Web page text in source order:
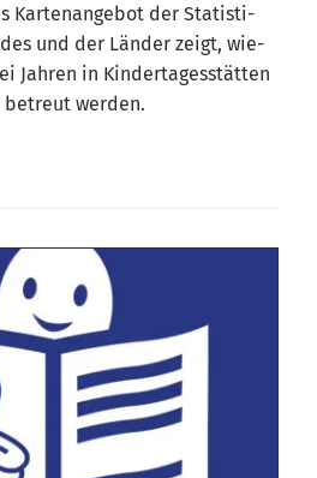
Kar­ten­an­ge­bot der Sta­tis­ti­
und der Län­der zeigt, wie­
Jah­ren in Kin­der­ta­ges­stät­ten
betreut werden.